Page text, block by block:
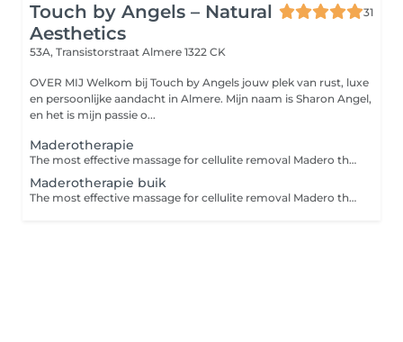
Touch by Angels – Natural
Aesthetics
31
53A, Transistorstraat Almere 1322 CK
OVER MIJ Welkom bij Touch by Angels jouw plek van rust, luxe
en persoonlijke aandacht in Almere. Mijn naam is Sharon Angel,
en het is mijn passie o...
Maderotherapie
The most effective massage for cellulite removal Madero therapie is een therapie die oorspronkelijk uit Colombia komt. Madero betekent hout in het Spaans. Het is een holistische massagetechniek met speciaal ontworpen anatomische houten elementen in verschillende maten en vormen. Deze therapie is speciaal voor mensen met onevenredige plaatselijke vetafzettingen en cellulite. Maderotherapie wordt aanbevolen voor; vermindering van cellulite vetverbranden stimulering van het lymfatische drainagesysteem elimineren van toxines versnellen van het metabolisme vermindering van gewicht terugkrijgen van contouren ontspanning versteviging van de spieren boost voor het immuunsysteem Na 5 behandelingen zie je al resultaat. Maderotherapie is 100% natuurlijk en niet invasief. Madero behandeling is ook in kuurverband te krijgen. Bij interesse passen wij deze in de salon aan!
Maderotherapie buik
The most effective massage for cellulite removal Madero therapie is een therapie die oorspronkelijk uit Colombia komt. Madero betekent hout in het Spaans. Het is een holistische massagetechniek met speciaal ontworpen anatomische houten elementen in verschillende maten en vormen. Deze therapie is speciaal voor mensen met onevenredige plaatselijke vetafzettingen en cellulite. Maderotherapie wordt aanbevolen voor; vermindering van cellulite vetverbranden stimulering van het lymfatische drainagesysteem elimineren van toxines versnellen van het metabolisme vermindering van gewicht terugkrijgen van contouren ontspanning versteviging van de spieren boost voor het immuunsysteem Na 5 behandelingen zie je al resultaat. Maderotherapie is 100% natuurlijk en niet invasief. Madero behandeling is ook in kuurverband te krijgen. Bij interesse passen wij deze in de salon aan!